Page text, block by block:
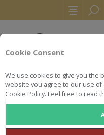
Cookie Consent
We use cookies to give you the
website you agree to our use
Cookie Policy. Feel free to read